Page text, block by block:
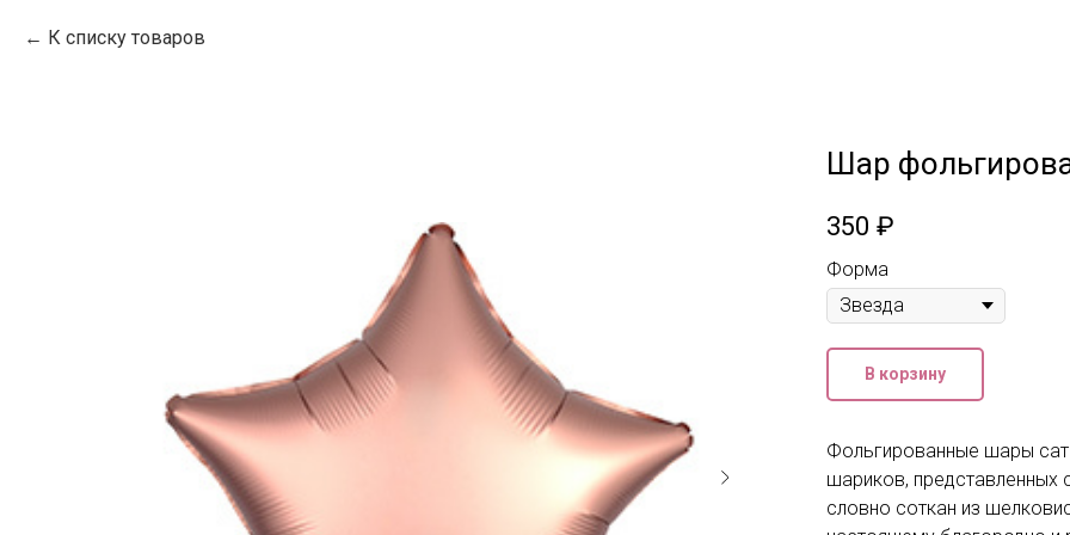
К списку товаров
Шар
350 ₽
Форма
В корзину
Фольгированные шары
шариков, представленных
словно соткан из